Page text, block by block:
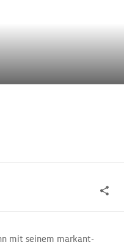
mit seinem markant-